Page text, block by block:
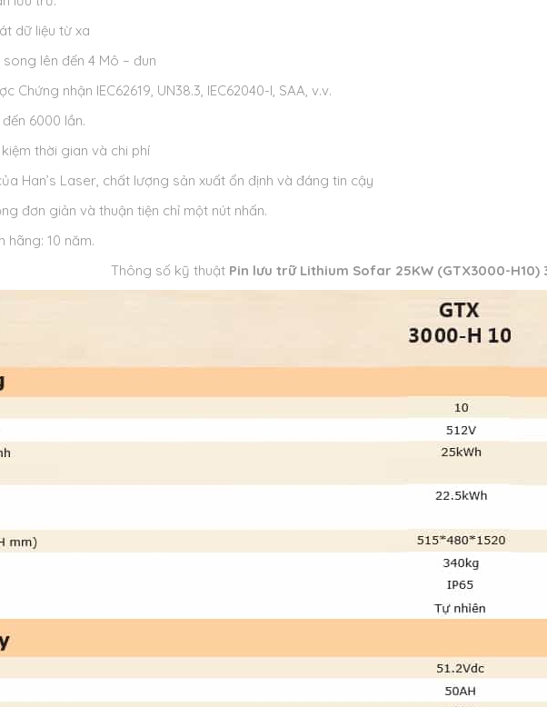
dữ liệu từ xa
lên đến 4 Mô – đun
nhận IEC62619, UN38.3, IEC62040-I, SAA, v.v.
6000 lần.
thời gian và chi phí
Han’s Laser, chất lượng sản xuất ổn định và đáng tin cậy
đơn giản và thuận tiện chỉ một nút nhấn.
hãng: 10 năm.
Thông số kỹ thuật Pin lưu trữ Lithium Sofar 25KW (GTX3000-H10)